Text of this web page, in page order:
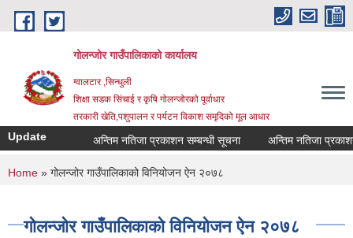
Skip to main content
गोलन्जोर गाउँपालिकाको कार्यालय
ग्वालटार ,सिन्धुली
शिक्षा सडक सिंचाई र कृषि गोलन्जोरको पूर्वाधार
तरकारी खेति,पशुपालन र पर्यटन विकाश समृदिको मूल आधार
Update अन्तिम नतिजा प्रकाशन सम्बन्धी सूचना अन्तिम नतिजा प्रकाशन
You are here
Home » गोलन्जोर गाउँपालिकाको विनियोजन ऐन २०७८
गोलन्जोर गाउँपालिकाको विनियोजन ऐन २०७८